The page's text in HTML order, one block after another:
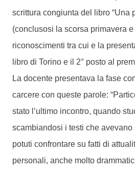
scrittura congiunta del libro “Una
(conclusosi la scorsa primavera
riconoscimenti tra cui e la
libro di Torino e il 2° posto al
La docente presentava la fase
carcere con queste parole:
stato l’ultimo incontro, quando
scambiandosi i testi che avevano
potuti confrontare su fatti di
personali, anche molto